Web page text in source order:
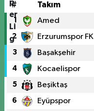
# Takım
1 Amed
2 Erzurumspor FK
3 Başakşehir
4 Kocaelispor
5 Beşiktaş
6 Eyüpspor